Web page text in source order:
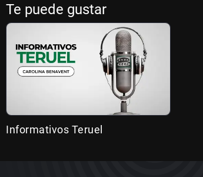
Te puede gustar
Informativos Teruel